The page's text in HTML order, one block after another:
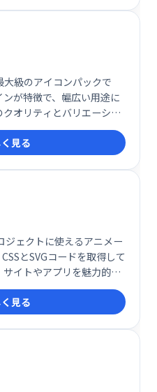
級のアイコンパックで
が特徴で、幅広い用途に
オリティとバリエーショ
ロジェクトをワンランク上
見る
ェクトに使えるアニメー
とSVGコードを取得して
イトやアプリを魅力的に
ンバリエーションで、あな
ップさせましょう。
見る